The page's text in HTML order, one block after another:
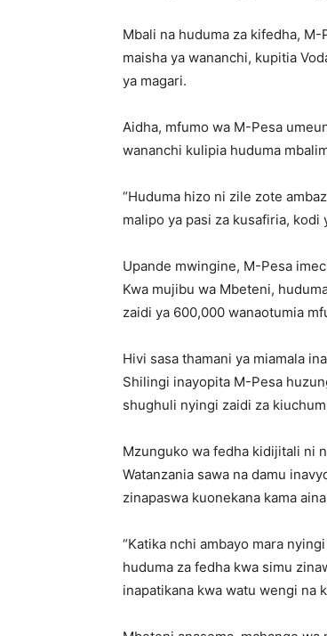
Mbali na huduma za kifedha,
maisha ya wananchi, kupitia
ya magari.
Aidha, mfumo wa M-Pesa
wananchi kulipia huduma
“Huduma hizo ni zile zote
malipo ya pasi za kusafiria,
Upande mwingine, M-Pesa
Kwa mujibu wa Mbeteni,
zaidi ya 600,000 wanaotumia
Hivi sasa thamani ya miamala
Shilingi inayopita M-Pesa
shughuli nyingi zaidi za
Mzunguko wa fedha kidijitali ni
Watanzania sawa na damu
zinapaswa kuonekana kama
“Katika nchi ambayo mara
huduma za fedha kwa simu
inapatikana kwa watu wengi na